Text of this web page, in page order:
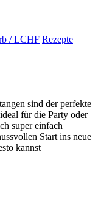
/ LCHF Rezepte
sind der perfekte
für die Party oder
super einfach
Start ins neue
kannst